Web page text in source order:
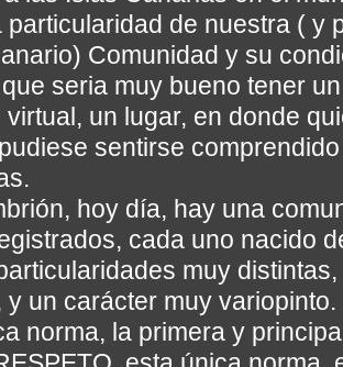
particularidad de nuestra ( y
Comunidad y su
seria muy bueno tener
virtual, un lugar, en donde
sentirse
hoy día, hay una
cada uno nacido
muy
y un carácter muy variopinto.
norma, la primera y